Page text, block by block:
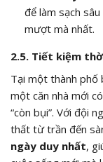
để làm sạch
mượt mà nhất.
2.5. Tiết kiệm
Tại một thành phố
một căn nhà mới
“còn bụi”. Với đội
thất từ trần đến
ngày duy nhất,